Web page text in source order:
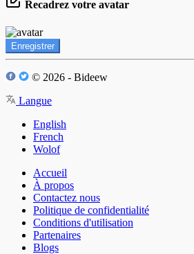
Recadrez votre avatar
Enregistrer
© 2026 - Bideew
Langue
English
French
Wolof
Accueil
À propos
Contactez nous
Politique de confidentialité
Conditions d'utilisation
Partenaires
Blogs